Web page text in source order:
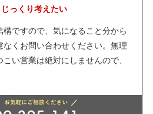
っくり考えたい
構ですので、気になること分から
なくお問い合わせください。無理
い営業は絶対にしませんので、